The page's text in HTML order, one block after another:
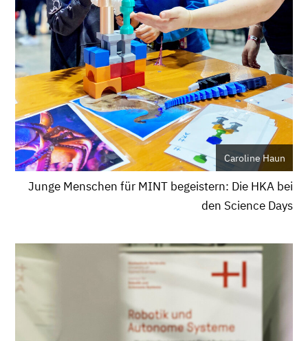
Caroline Haun
Junge Menschen für MINT begeistern: Die HKA bei
den Science Days